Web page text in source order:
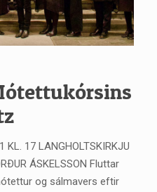
KL. 17 LANGHOLTSKIRKJU
ÁSKELSSON Fluttar
og sálmavers eftir